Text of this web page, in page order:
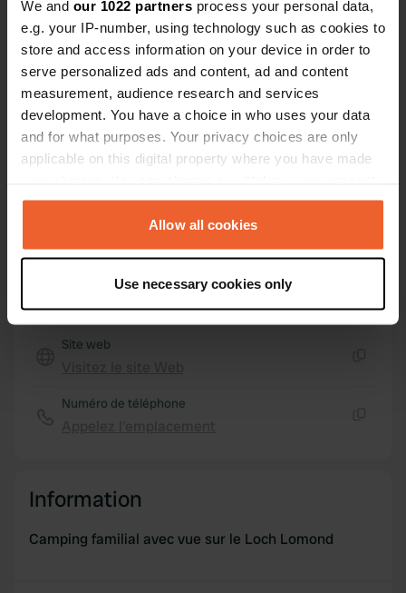
We and our 1022 partners process your personal data,
e.g. your IP-number, using technology such as cookies to
store and access information on your device in order to
serve personalized ads and content, ad and content
measurement, audience research and services
development. You have a choice in who uses your data
and for what purposes. Your privacy choices are only
applicable on this digital property where you have made
any time from the Cookie Declaration or by clicking on
the Privacy trigger icon.
Collect information about your geographical location
which can be accurate to within several meters
and set your preferences in the
We also share information about your use of our site with
may combine it with other information that you’ve
Allow all cookies
Use necessary cookies only
G63 0AL, Milarrochy, Royaume-Uni
Coordonnées
56° 6' 1" N 4° 33' 41" W
56.10037272 -4.56152171
Code du site
pour toutes les coordonnées
Afficher sur la carte
Site web
Numéro de téléphone
Information
Camping familial avec vue sur le Loch Lomond